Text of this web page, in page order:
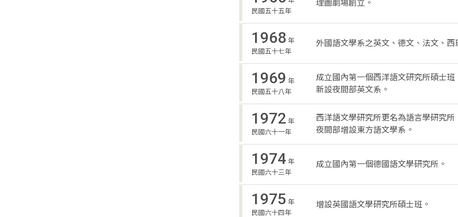
民國五十五年
理圖劇場創立。
1968 年
民國五十七年
外國語文學系之英文、德文、法文、西
1969 年
民國五十八年
成立國內第一個西洋語文研究所碩士班
新設夜間部英文系。
1972 年
民國六十一年
西洋語文學研究所更名為語言學研究所
夜間部增設東方語文學系。
1974 年
民國六十三年
成立國內第一個德國語文學研究所。
1975 年
民國六十四年
增設英國語文學研究所碩士班。